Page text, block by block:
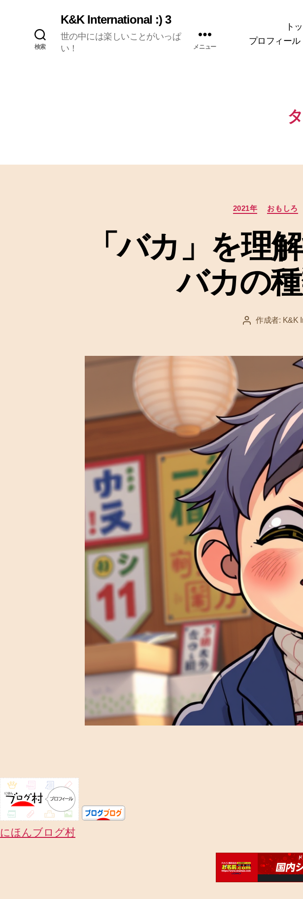
検索
K&K International :) 3
世の中には楽しいことがいっぱ
い！
メニュー
ト
プロフィール
2021年 おもしろ
「バカ」を理
バカの
投 作成者: K&K
にほんブログ村